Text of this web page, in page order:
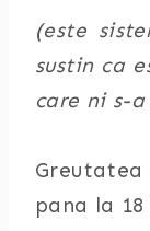
(este
sustin ca
care ni s-
pana la 18